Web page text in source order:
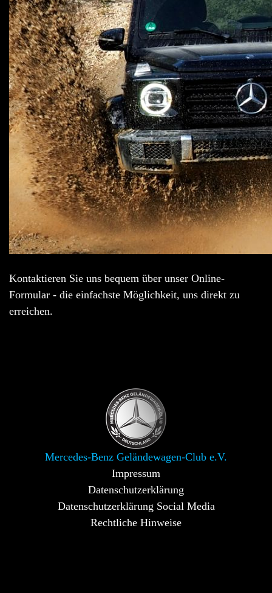
Kontaktieren Sie uns bequem über unser Online-
Formular - die einfachste Möglichkeit, uns direkt zu
erreichen.
Mercedes-Benz Geländewagen-Club e.V.
Impressum
Datenschutzerklärung
Datenschutzerklärung Social Media
Rechtliche Hinweise